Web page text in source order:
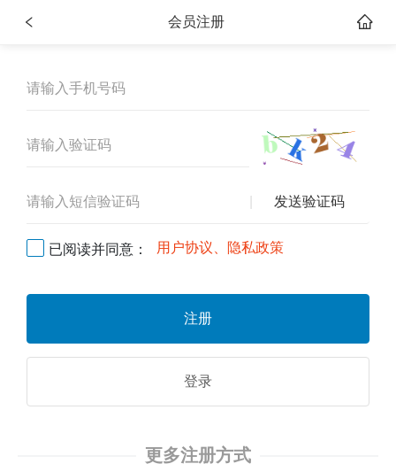
会员注册
发送验证码
已阅读并同意： 用户协议、隐私政策
注册
登录
更多注册方式